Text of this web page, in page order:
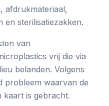
afdrukmateriaal,
en sterilisatiezakken.
van
vrij die via
belanden. Volgens
probleem waarvan de
kaart is gebracht.